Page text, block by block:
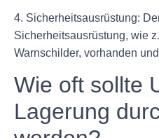
4. Sicherheitsausrüstung:
Sicherheitsausrüstung, wie
Warnschilder, vorhanden
Wie oft sollte
Lagerung